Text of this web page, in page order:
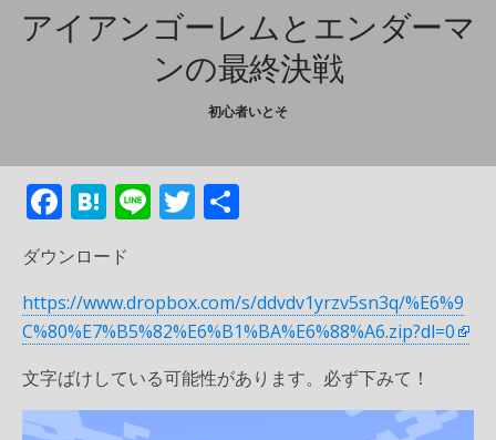
アイアンゴーレムとエンダーマ
ンの最終決戦
初心者いとそ
F
e
b
o
o
k
H
at
e
n
a
Li T
er
ダウンロード
https://www.dropbox.com/s/ddvdv1yrzv5sn3q/%E6%9
C%80%E7%B5%82%E6%B1%BA%E6%88%A6.zip?dl=0
文字ばけしている可能性があります。必ず下みて！